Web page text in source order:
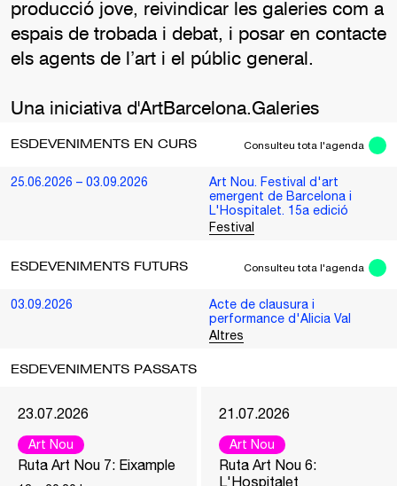
producció jove, reivindicar les galeries com a
espais de trobada i debat, i posar en contacte
els agents de l’art i el públic general.
Una iniciativa d'ArtBarcelona.Galeries
ESDEVENIMENTS EN CURS Consulteu tota l'agenda
25.06.2026 – 03.09.2026
Art Nou. Festival d'art
emergent de Barcelona i
L'Hospitalet. 15a edició
Festival
ESDEVENIMENTS FUTURS Consulteu tota l'agenda
03.09.2026
Acte de clausura i
performance d'Alicia Val
Altres
ESDEVENIMENTS PASSATS
23.07.2026
Art Nou
Ruta Art Nou 7: Eixample
21.07.2026
Art Nou
Ruta Art Nou 6:
L'Hospitalet